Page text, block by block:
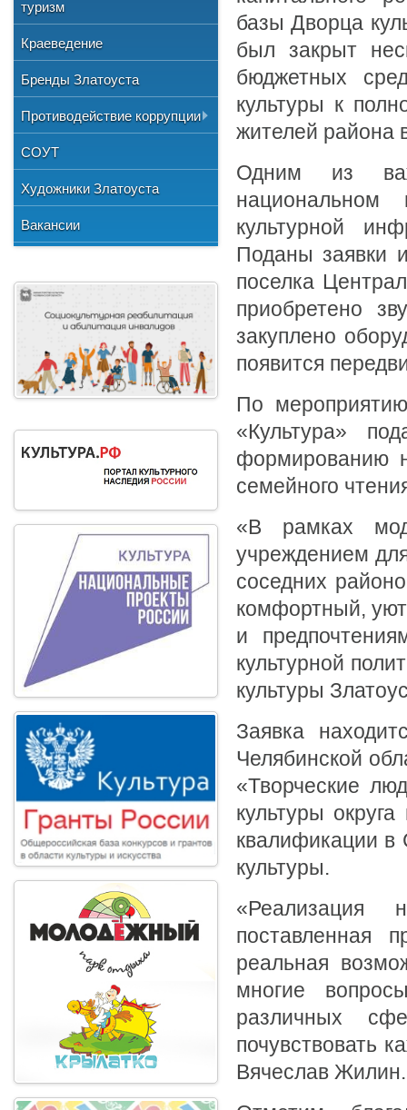
базы Дворца
был закрыт
бюджетных
культуры к
жителей района
Одним из
национальном
культурной
Поданы заявки
поселка
приобретено
закуплено
появится
По
«Культура»
формированию
семейного
«В рамках
учреждением
соседних
комфортный,
и
культурной
культуры
Заявка
Челябинской
«Творческие
культуры
квалификации в
культуры.
«Реализация
поставленная
реальная
многие
различных
почувствовать
Вячеслав Жилин.
Учетная политика
и отдыха
№3"
"Детская школа искусств №1"
"Детская школа искусств №3"
Городской методический совет
Национальные культурные
центры
Литературное объединение
"Мартен"
Профсоюзная организация
обслуживания
Нормативно-правовая база
Фото
Видео
туризм
Краеведение
Бренды Златоуста
Противодействие коррупции
Документы
Сведения о доходах
Формы документов
СОУТ
Художники Златоуста
Вакансии